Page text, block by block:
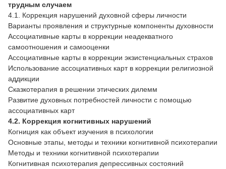
трудным случаем
4.1. Коррекция нарушений духовной сферы личности
Варианты проявления и структурные компоненты духовности
Ассоциативные карты в коррекции неадекватного
самоотношения и самооценки
Ассоциативные карты в коррекции экзистенциальных страхов
Использование ассоциативных карт в коррекции религиозной
аддикции
Сказкотерапия в решении этических дилемм
Развитие духовных потребностей личности с помощью
ассоциативных карт
4.2. Коррекция когнитивных нарушений
Когниция как объект изучения в психологии
Основные этапы, методы и техники когнитивной психотерапии
Методы и техники когнитивной психотерапии
Когнитивная психотерапия депрессивных состояний